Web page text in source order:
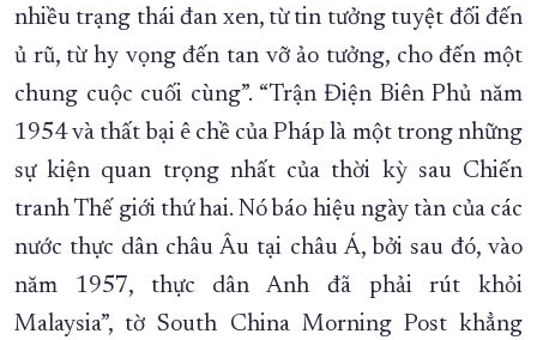
nhiều trạng thái đan xen, từ tin tưởng tuyệt đối đến
ủ rũ, từ hy vọng đến tan vỡ ảo tưởng, cho đến một
chung cuộc cuối cùng”. “Trận Điện Biên Phủ năm
1954 và thất bại ê chề của Pháp là một trong những
sự kiện quan trọng nhất của thời kỳ sau Chiến
tranh Thế giới thứ hai. Nó báo hiệu ngày tàn của các
nước thực dân châu Âu tại châu Á, bởi sau đó, vào
năm 1957, thực dân Anh đã phải rút khỏi
Malaysia”, tờ South China Morning Post khẳng